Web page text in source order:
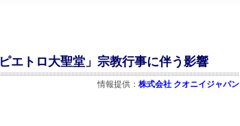
エトロ大聖堂」宗教行事に伴う影響
情報提供： 株式会社 クオニイジャパン